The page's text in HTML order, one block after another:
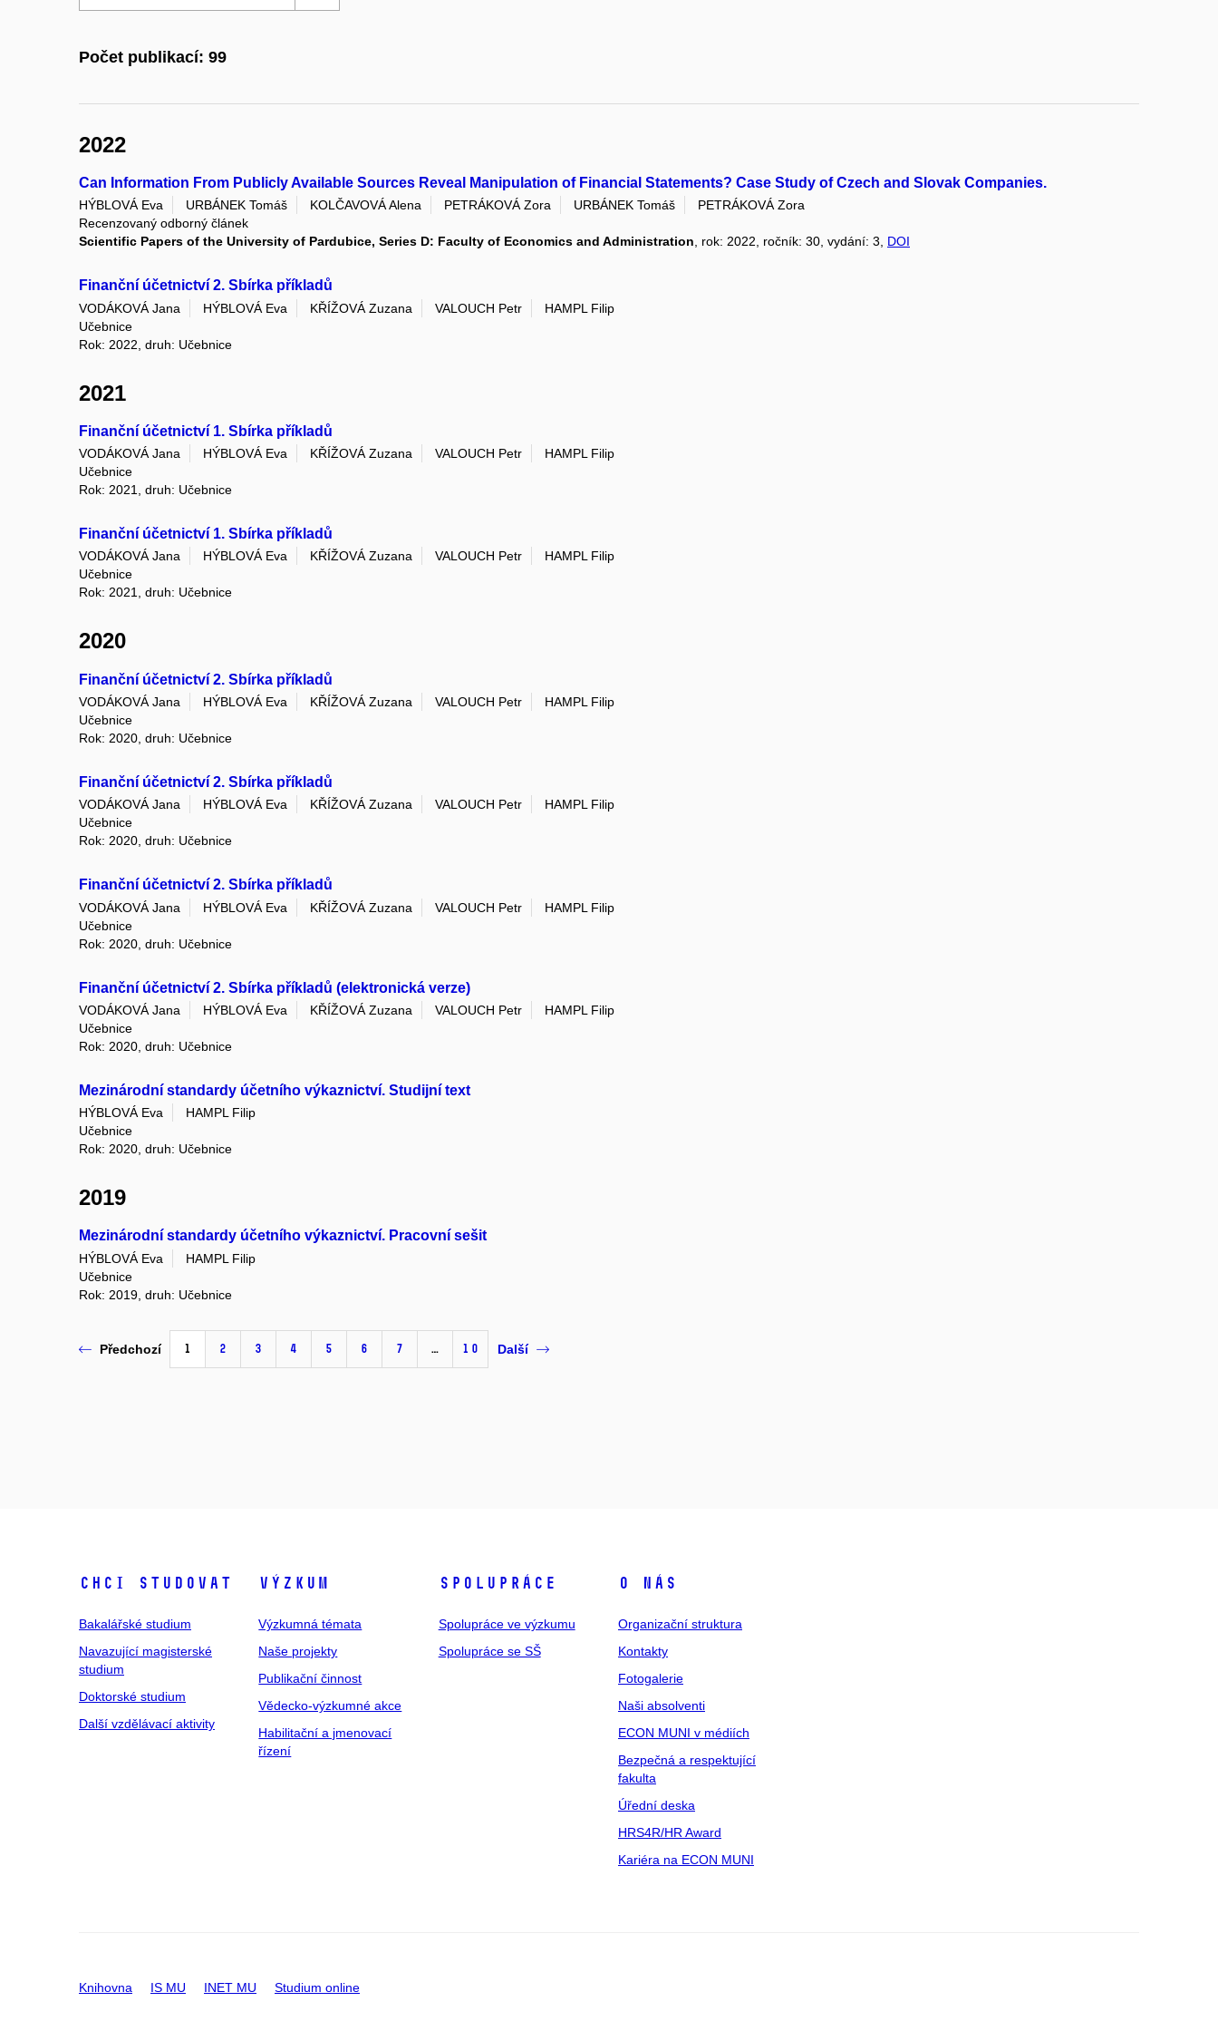
Počet publikací: 99
2022
Can Information From Publicly Available Sources Reveal Manipulation of Financial Statements? Case Study of Czech and Slovak Companies.
HÝBLOVÁ Eva URBÁNEK Tomáš KOLČAVOVÁ Alena PETRÁKOVÁ Zora URBÁNEK Tomáš
PETRÁKOVÁ Zora
Recenzovaný odborný článek
Scientific Papers of the University of Pardubice, Series D: Faculty of Economics and Administration, rok: 2022, ročník: 30, vydání: 3, DOI
Finanční účetnictví 2. Sbírka příkladů
VODÁKOVÁ Jana HÝBLOVÁ Eva KŘÍŽOVÁ Zuzana VALOUCH Petr
HAMPL Filip
Učebnice
Rok: 2022, druh: Učebnice
2021
Finanční účetnictví 1. Sbírka příkladů
VODÁKOVÁ Jana HÝBLOVÁ Eva KŘÍŽOVÁ Zuzana VALOUCH Petr
HAMPL Filip
Učebnice
Rok: 2021, druh: Učebnice
Finanční účetnictví 1. Sbírka příkladů
VODÁKOVÁ Jana HÝBLOVÁ Eva KŘÍŽOVÁ Zuzana VALOUCH Petr
HAMPL Filip
Učebnice
Rok: 2021, druh: Učebnice
2020
Finanční účetnictví 2. Sbírka příkladů
VODÁKOVÁ Jana HÝBLOVÁ Eva KŘÍŽOVÁ Zuzana VALOUCH Petr
HAMPL Filip
Učebnice
Rok: 2020, druh: Učebnice
Finanční účetnictví 2. Sbírka příkladů
VODÁKOVÁ Jana HÝBLOVÁ Eva KŘÍŽOVÁ Zuzana VALOUCH Petr
HAMPL Filip
Učebnice
Rok: 2020, druh: Učebnice
Finanční účetnictví 2. Sbírka příkladů
VODÁKOVÁ Jana HÝBLOVÁ Eva KŘÍŽOVÁ Zuzana VALOUCH Petr
HAMPL Filip
Učebnice
Rok: 2020, druh: Učebnice
Finanční účetnictví 2. Sbírka příkladů (elektronická verze)
VODÁKOVÁ Jana HÝBLOVÁ Eva KŘÍŽOVÁ Zuzana VALOUCH Petr
HAMPL Filip
Učebnice
Rok: 2020, druh: Učebnice
Mezinárodní standardy účetního výkaznictví. Studijní text
HÝBLOVÁ Eva
HAMPL Filip
Učebnice
Rok: 2020, druh: Učebnice
2019
Mezinárodní standardy účetního výkaznictví. Pracovní sešit
HÝBLOVÁ Eva
HAMPL Filip
Učebnice
Rok: 2019, druh: Učebnice
Předchozí 1 2 3 4 5 6 7 … 10 Další
Chci studovat
Bakalářské studium
Navazující magisterské
studium
Doktorské studium
Další vzdělávací aktivity
Výzkum
Výzkumná témata
Naše projekty
Publikační činnost
Vědecko-výzkumné akce
Habilitační a jmenovací
řízení
Spolupráce
Spolupráce ve výzkumu
Spolupráce se SŠ
O nás
Organizační struktura
Kontakty
Fotogalerie
Naši absolventi
ECON MUNI v médiích
Bezpečná a respektující
fakulta
Úřední deska
HRS4R/HR Award
Kariéra na ECON MUNI
Knihovna IS MU INET MU Studium online